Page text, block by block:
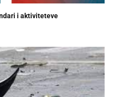
i aktiviteteve